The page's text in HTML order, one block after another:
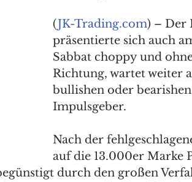
(JK-Trading.com) – Der
präsentierte sich auch
Sabbat choppy und
Richtung, wartet weiter
bullishen oder bearishen
Impulsgeber.
Nach der
auf die 13.000er Marke
durch den großen